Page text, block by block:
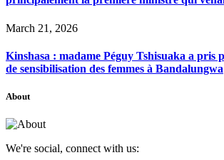
March 21, 2026
Kinshasa : madame Péguy Tshisuaka a pris
de sensibilisation des femmes à Bandalungwa
About
We're social, connect with us: